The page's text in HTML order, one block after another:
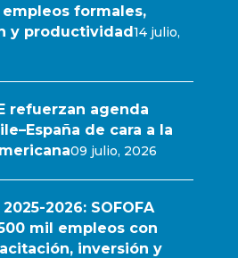
empleos formales,
y productividad14 julio,
refuerzan agenda
de cara a la
09 julio, 2026
2026: SOFOFA
mil empleos con
inversión y